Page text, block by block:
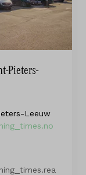
Pieters-
Leeuw